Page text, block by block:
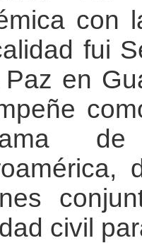
con
fui
en
civil